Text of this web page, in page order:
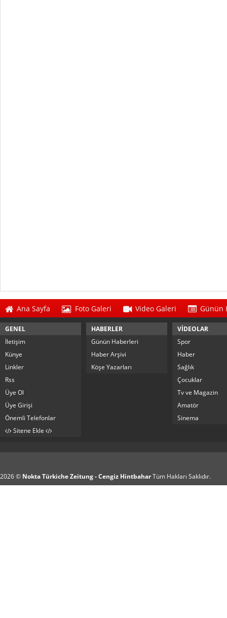
Ana Sayfa Foto Galeri Video Galeri Günün
GENEL
İletişim
Künye
Linkler
Rss
Üye Ol
Üye Girişi
Önemli Telefonlar
Sitene Ekle
HABERLER
Günün Haberleri
Haber Arşivi
Köşe Yazarları
VİDEOLAR
Spor
Haber
Sağlık
Çocuklar
Tv ve Magazin
Amatör
Sinema
2026 © Nokta Türkiche Zeitung - Cengiz HintbaharTüm Hakları Saklıdır.